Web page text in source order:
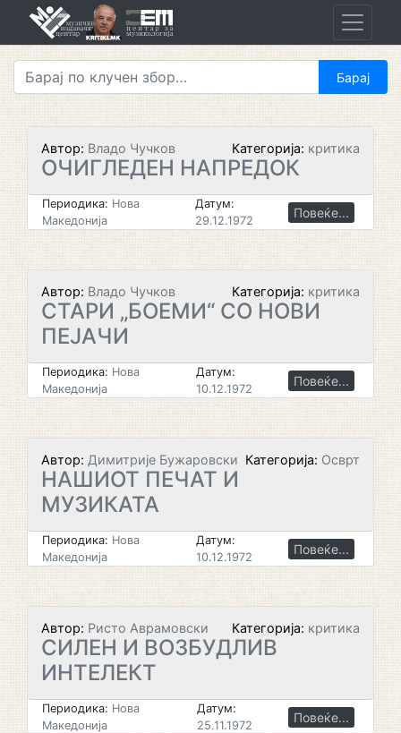
Автор: Владо Чучков Категорија: критика
ОЧИГЛЕДЕН НАПРЕДОК
Периодика: Нова
Македонија
Датум:
29.12.1972
Повеќе...
Автор: Владо Чучков Категорија: критика
СТАРИ „БОЕМИ“ СО НОВИ
ПЕЈАЧИ
Периодика: Нова
Македонија
Датум:
10.12.1972
Повеќе...
Автор: Димитрије Бужаровски Категорија: Осврт
НАШИОТ ПЕЧАТ И
МУЗИКАТА
Периодика: Нова
Македонија
Датум:
10.12.1972
Повеќе...
Автор: Ристо Аврамовски Категорија: критика
СИЛЕН И ВОЗБУДЛИВ
ИНТЕЛЕКТ
Периодика: Нова
Македонија
Датум:
25.11.1972
Повеќе...